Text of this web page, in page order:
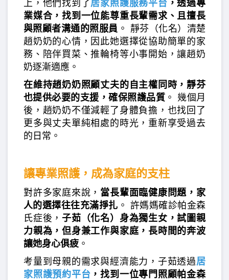
上，他們找到了居家照護服務平台 ，透過專
業媒合，找到一位能尊重長輩需求、且擅長
與照顧者溝通的照服員 。 靜芬（化名）清楚
趙奶奶的心情，因此她選擇從協助簡單的家
務、陪伴買菜、推輪椅等小事開始，讓趙奶
奶逐漸適應。
在維持趙奶奶照顧丈夫的自主權同時，靜芬
也提供必要的支援，確保照護品質 。 幾個月
後，趙奶奶不僅減輕了身體負擔，也找回了
更多與丈夫單純相處的時光，重新享受過去
的日常。
讓專業照護，成為家庭的支柱
對許多家庭來說， 當長輩面臨健康問題，家
人的選擇往往充滿掙扎 。 許媽媽確診帕金森
氏症後， 子茹（化名）身為獨生女，試圖親
力親為，但身兼工作與家庭，長時間的奔波
讓她身心俱疲 。
考量到母親的需求與經濟能力，子茹透過居
家照護預約平台 ，找到一位專門照顧帕金森